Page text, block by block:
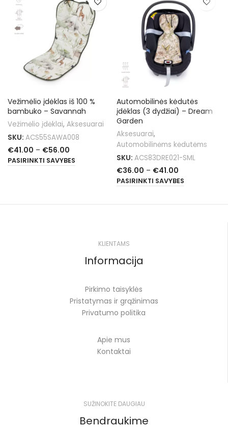
Vežimėlio įdėklas iš 100 %
bambuko – Savannah
Vežimėlio įdėklai, Aksesuarai
SKU: ACS55SAWA008
€41.00 – €56.00
PASIRINKTI SAVYBES
Automobilinės kėdutės
įdėklas (3 dydžiai) – Dream
Garden
Aksesuarai,
Automobilinėms kėdutėms
SKU: ACS83DRE021-SML
€36.00 – €41.00
PASIRINKTI SAVYBES
KLIENTAMS
Informacija
Pirkimo taisyklės
Pristatymas ir grąžinimas
Privatumo politika
Apie mus
Kontaktai
SUŽINOKITE DAUGIAU
Bendraukime